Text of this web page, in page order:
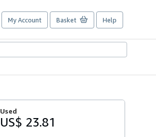
My Account Basket Help
Used
US$ 23.81